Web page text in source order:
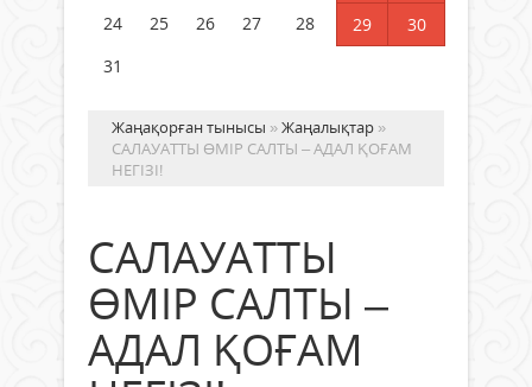
24
25 26 27 28 29
30
31
Жаңақорған тынысы »Жаңалықтар »
САЛАУАТТЫ ӨМІР САЛТЫ – АДАЛ ҚОҒАМ
НЕГІЗІ!
САЛАУАТТЫ
ӨМІР САЛТЫ –
АДАЛ ҚОҒАМ